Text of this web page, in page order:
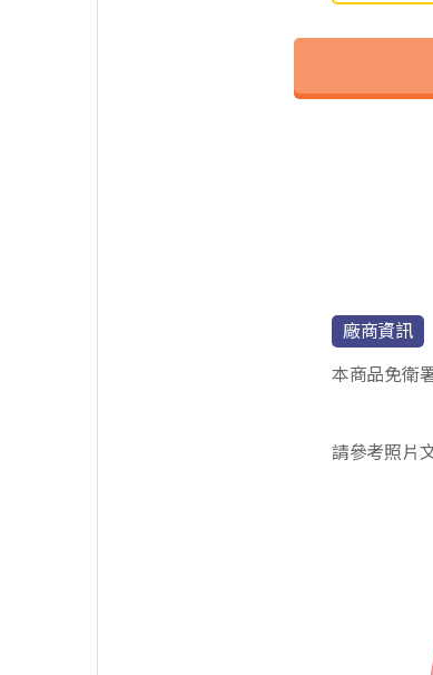
廠商資訊
本商品免衛
請參考照片